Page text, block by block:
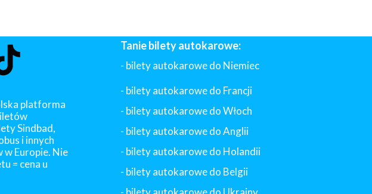
platforma
Sindbad,
i innych
Europie. Nie
= cena u
Tanie bilety autokarowe:
- bilety autokarowe do Niemiec
- bilety autokarowe do Francji
- bilety autokarowe do Włoch
- bilety autokarowe do Anglii
- bilety autokarowe do Holandii
- bilety autokarowe do Belgii